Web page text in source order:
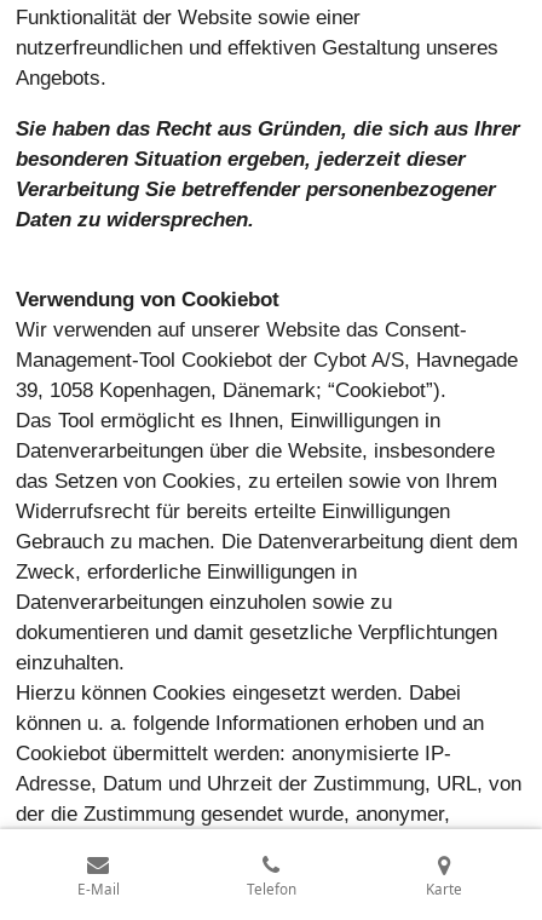
Funktionalität der Website sowie einer
nutzerfreundlichen und effektiven Gestaltung unseres
Angebots.
Sie haben das Recht aus Gründen, die sich aus Ihrer
besonderen Situation ergeben, jederzeit dieser
Verarbeitung Sie betreffender personenbezogener
Daten zu widersprechen.
Verwendung von Cookiebot
Wir verwenden auf unserer Website das Consent-
Management-Tool Cookiebot der Cybot A/S, Havnegade
39, 1058 Kopenhagen, Dänemark; “Cookiebot”).
Das Tool ermöglicht es Ihnen, Einwilligungen in
Datenverarbeitungen über die Website, insbesondere
das Setzen von Cookies, zu erteilen sowie von Ihrem
Widerrufsrecht für bereits erteilte Einwilligungen
Gebrauch zu machen. Die Datenverarbeitung dient dem
Zweck, erforderliche Einwilligungen in
Datenverarbeitungen einzuholen sowie zu
dokumentieren und damit gesetzliche Verpflichtungen
einzuhalten.
Hierzu können Cookies eingesetzt werden. Dabei
können u. a. folgende Informationen erhoben und an
Cookiebot übermittelt werden: anonymisierte IP-
Adresse, Datum und Uhrzeit der Zustimmung, URL, von
der die Zustimmung gesendet wurde, anonymer,
Weitergabe dieser Daten an sonstige Dritte erfolgt nicht.
E-Mail Telefon Karte